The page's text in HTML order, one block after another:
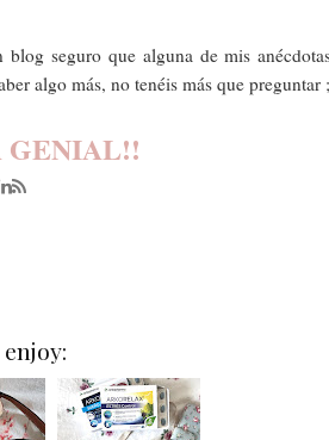
seguro que alguna de mis
algo más, no tenéis más que preguntar
GENIAL!!